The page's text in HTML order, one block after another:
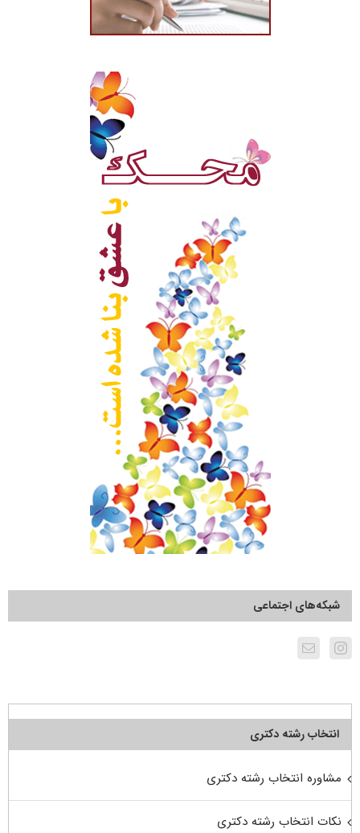
شبکه‌های اجتماعی
انتخاب رشته دکتری
مشاوره انتخاب رشته دکتری
نکات انتخاب رشته دکتری